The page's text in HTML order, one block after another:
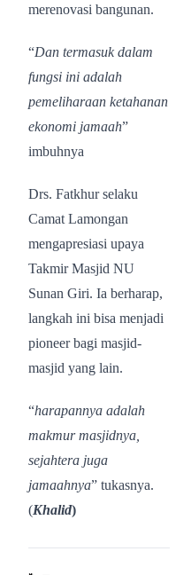
merenovasi bangunan.
“Dan termasuk dalam
fungsi ini adalah
pemeliharaan ketahanan
ekonomi jamaah”
imbuhnya
Drs. Fatkhur selaku
Camat Lamongan
mengapresiasi upaya
Takmir Masjid NU
Sunan Giri. Ia berharap,
langkah ini bisa menjadi
pioneer bagi masjid-
masjid yang lain.
“harapannya adalah
makmur masjidnya,
sejahtera juga
jamaahnya” tukasnya.
(Khalid)